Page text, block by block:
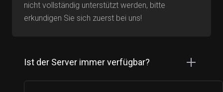
nicht vollständig unterstützt werden, bitte
erkundigen Sie sich zuerst bei uns!
Ist der Server immer verfügbar?